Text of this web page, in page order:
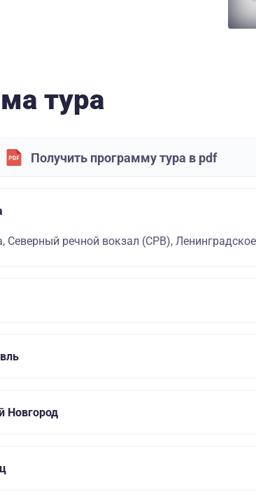
тура
Получить программу тура в pdf
Северный речной вокзал (СРВ),
Новгород